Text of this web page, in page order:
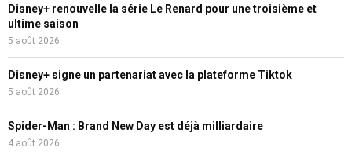
Disney+ renouvelle la série Le Renard pour une troisième et
ultime saison
5 août 2026
Disney+ signe un partenariat avec la plateforme Tiktok
5 août 2026
Spider-Man : Brand New Day est déjà milliardaire
4 août 2026